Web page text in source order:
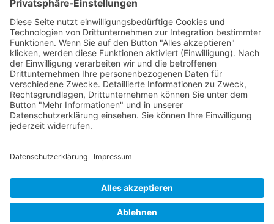
Kontakt
Postanschrift
Traumkatzen e.V.
89231 Neu-Ulm